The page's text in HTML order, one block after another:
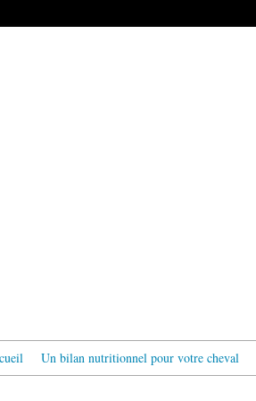
Un bilan nutritionnel pour votre cheval